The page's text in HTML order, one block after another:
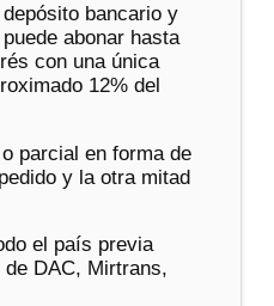
bancario y
abonar hasta
con una única
12% del
parcial en forma de
y la otra mitad
el país previa
DAC, Mirtrans,